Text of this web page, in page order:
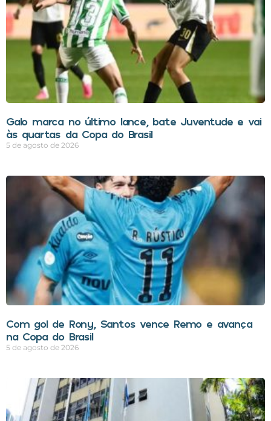
Galo marca no último lance, bate Juventude e vai
às quartas da Copa do Brasil
5 de agosto de 2026
Com gol de Rony, Santos vence Remo e avança
na Copa do Brasil
5 de agosto de 2026